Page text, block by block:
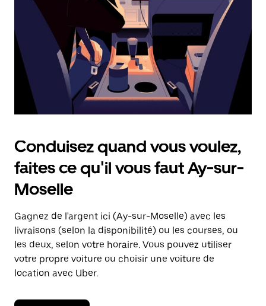
d'échappement
pour
fermer
calendrier.
Conduisez quand vous voulez,
faites ce qu'il vous faut Ay-sur-
Moselle
Gagnez de l'argent ici (Ay-sur-Moselle) avec les
livraisons (selon la disponibilité) ou les courses, ou
les deux, selon votre horaire. Vous pouvez utiliser
votre propre voiture ou choisir une voiture de
location avec Uber.